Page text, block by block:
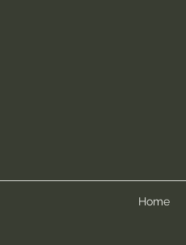
Home